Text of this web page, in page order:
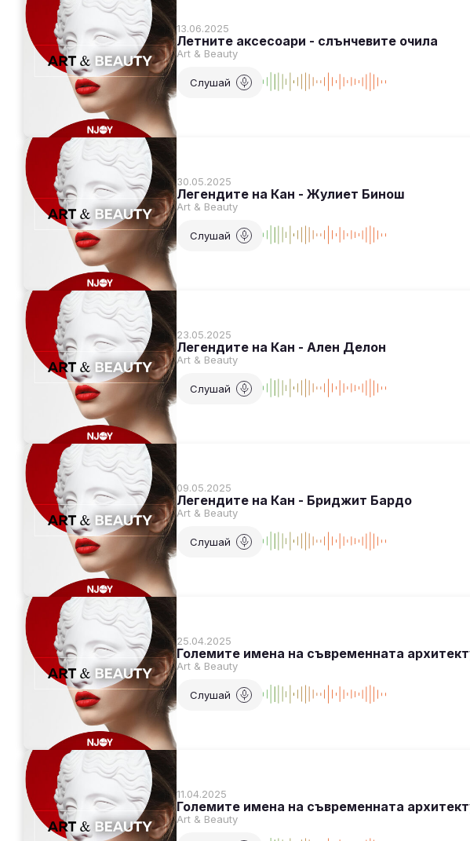
13.06.2025
Летните аксесоари - слънчевите очила
Art & Beauty
Слушай
30.05.2025
Легендите на Кан - Жулиет Бинош
Art & Beauty
Слушай
23.05.2025
Легендите на Кан - Ален Делон
Art & Beauty
Слушай
09.05.2025
Легендите на Кан - Бриджит Бардо
Art & Beauty
Слушай
25.04.2025
Големите имена на съвременната
Art & Beauty
Слушай
11.04.2025
Големите имена на съвременната
Art & Beauty